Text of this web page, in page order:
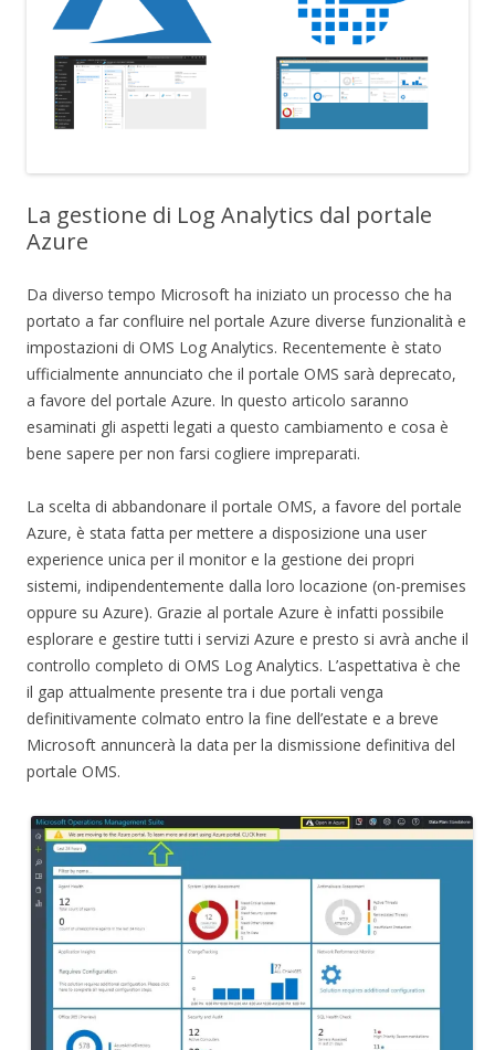
La gestione di Log Analytics dal portale
Azure
Da diverso tempo Microsoft ha iniziato un processo che ha
portato a far confluire nel portale Azure diverse funzionalità e
impostazioni di OMS Log Analytics. Recentemente è stato
ufficialmente annunciato che il portale OMS sarà deprecato,
a favore del portale Azure. In questo articolo saranno
esaminati gli aspetti legati a questo cambiamento e cosa è
bene sapere per non farsi cogliere impreparati.
La scelta di abbandonare il portale OMS, a favore del portale
Azure, è stata fatta per mettere a disposizione una user
experience unica per il monitor e la gestione dei propri
sistemi, indipendentemente dalla loro locazione (on-premises
oppure su Azure). Grazie al portale Azure è infatti possibile
esplorare e gestire tutti i servizi Azure e presto si avrà anche il
controllo completo di OMS Log Analytics. L’aspettativa è che
il gap attualmente presente tra i due portali venga
definitivamente colmato entro la fine dell’estate e a breve
Microsoft annuncerà la data per la dismissione definitiva del
portale OMS.